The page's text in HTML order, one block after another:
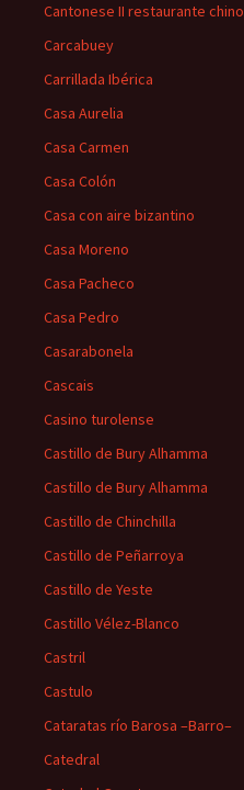
Cantonese II restaurante chino
Carcabuey
Carrillada Ibérica
Casa Aurelia
Casa Carmen
Casa Colón
Casa con aire bizantino
Casa Moreno
Casa Pacheco
Casa Pedro
Casarabonela
Cascais
Casino turolense
Castillo de Bury Alhamma
Castillo de Bury Alhamma
Castillo de Chinchilla
Castillo de Peñarroya
Castillo de Yeste
Castillo Vélez-Blanco
Castril
Castulo
Cataratas río Barosa –Barro–
Catedral